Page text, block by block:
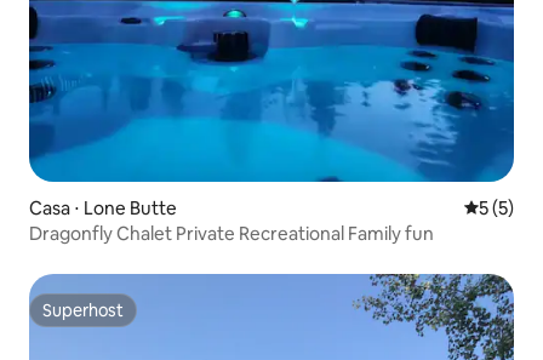
Casa ⋅ Lone Butte 5 de
5 (5)
Dragonfly Chalet Private Recreational Family fun
Superhost
Superhost